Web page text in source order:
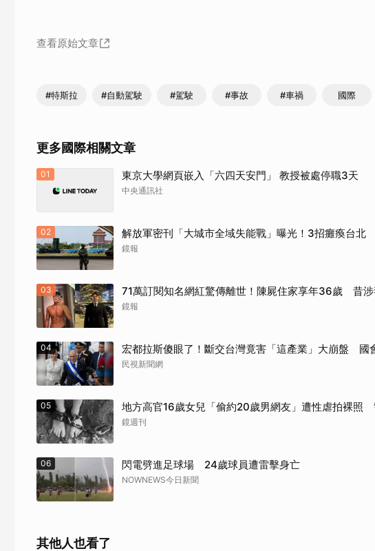
查看原始文章
#特斯拉 #自動駕駛 #駕駛 #事故 #車禍 國際
更多國際相關文章
01 東京大學網頁嵌入「六四天安門」 教授被處停職3天
中央通訊社
02 解放軍密刊「大城市全域失能戰」曝光！3招癱瘓台北
鏡報
03 71萬訂閱知名網紅驚傳離世！陳屍住家享年36歲 昔
鏡報
04 宏都拉斯傻眼了！斷交台灣竟害「這產業」大崩盤 國
民視新聞網
05 地方高官16歲女兒「偷約20歲男網友」遭性虐拍裸照
鏡週刊
06 閃電劈進足球場 24歲球員遭雷擊身亡
NOWNEWS今日新聞
其他人也看了